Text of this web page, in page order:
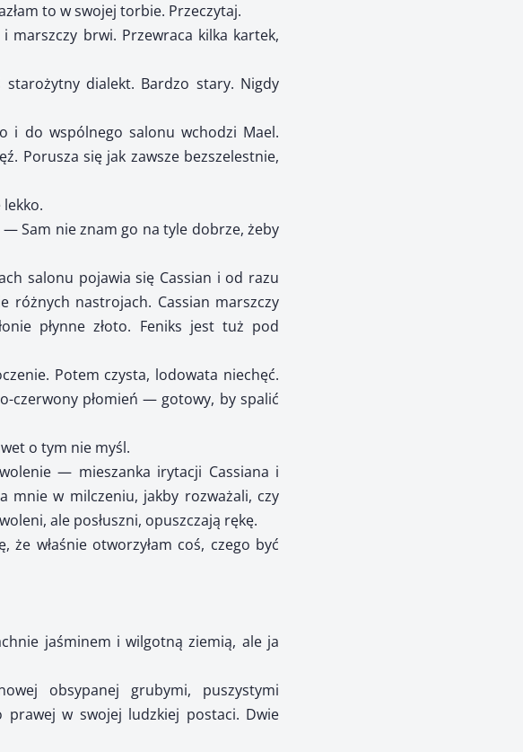
to w swojej torbie. Przeczytaj.
marszczy brwi. Przewraca kilka kartek,
dialekt. Bardzo stary. Nigdy
i do wspólnego salonu wchodzi Mael.
Porusza się jak zawsze bezszelestnie,
Sam nie znam go na tyle dobrze, żeby
salonu pojawia się Cassian i od razu
różnych nastrojach. Cassian marszczy
płynne złoto. Feniks jest tuż pod
Potem czysta, lodowata niechęć.
czerwony płomień — gotowy, by spalić
o tym nie myśl.
— mieszanka irytacji Cassiana i
mnie w milczeniu, jakby rozważali, czy
ale posłuszni, opuszczają rękę.
właśnie otworzyłam coś, czego być
jaśminem i wilgotną ziemią, ale ja
obsypanej grubymi, puszystymi
prawej w swojej ludzkiej postaci. Dwie